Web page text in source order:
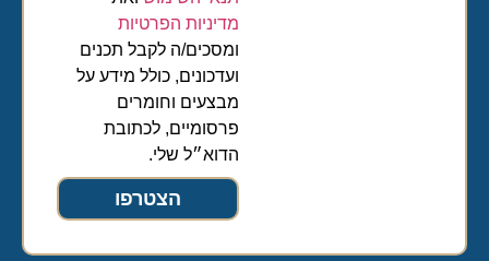
מדיניות הפרטיות
ומסכים/ה לקבל תכנים
ועדכונים, כולל מידע על
מבצעים וחומרים
פרסומיים, לכתובת
הדוא״ל שלי.
הצטרפו